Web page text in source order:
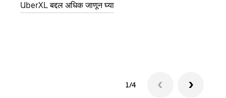
UberXL बद्दल अधिक जाणून घ्या
1/4